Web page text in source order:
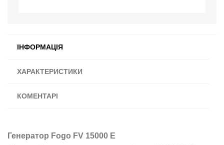
ІНФОРМАЦІЯ
ХАРАКТЕРИСТИКИ
КОМЕНТАРІ
Генератор Fogo FV 15000 E